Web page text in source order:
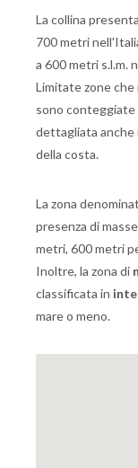
La collina
700 metri
a 600 metri s.l.m.
Limitate zone
sono conteggiate
dettagliata anche
della costa.
La zona
presenza di
metri, 600 metri
Inoltre, la zona di
classificata in
mare o meno.